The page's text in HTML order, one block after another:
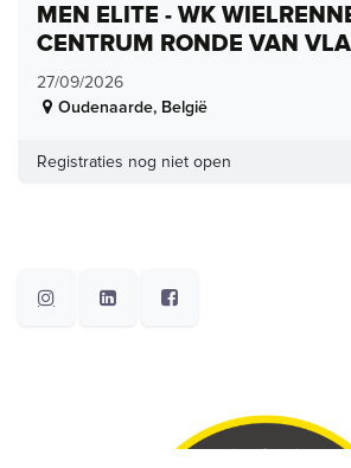
MEN ELITE - WK
CENTRUM RONDE VAN
27/09/2026
Oudenaarde, België
Registraties nog niet open